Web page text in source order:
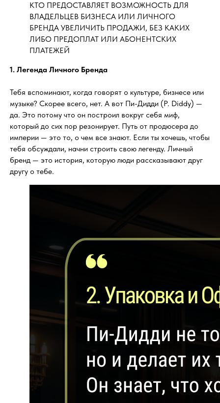
КТО ПРЕДОСТАВЛЯЕТ ВОЗМОЖНОСТЬ ДЛЯ
ВЛАДЕЛЬЦЕВ БИЗНЕСА ИЛИ ЛИЧНОГО
БРЕНДА УВЕЛИЧИТЬ ПРОДАЖИ, БЕЗ КАКИХ
ЛИБО ПРЕДОПЛАТ ИЛИ АБОНЕНТСКИХ
ПЛАТЕЖЕЙ
1. Легенда Личного Бренда
Тебя вспоминают, когда говорят о культуре, бизнесе или
музыке? Скорее всего, нет. А вот Пи-Дидди (P. Diddy) —
да. Это потому что он построил вокруг себя миф,
который до сих пор резонирует. Путь от продюсера до
империи — это то, о чем все знают. Если ты хочешь, чтобы
тебя обсуждали, начни строить свою легенду. Личный
бренд — это история, которую люди рассказывают друг
другу о тебе.